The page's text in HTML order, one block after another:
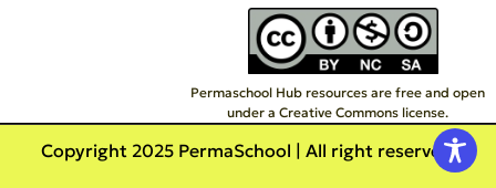
Permaschool Hub resources are free and open
under a Creative Commons license.
Copyright 2025 PermaSchool | All right reserved.